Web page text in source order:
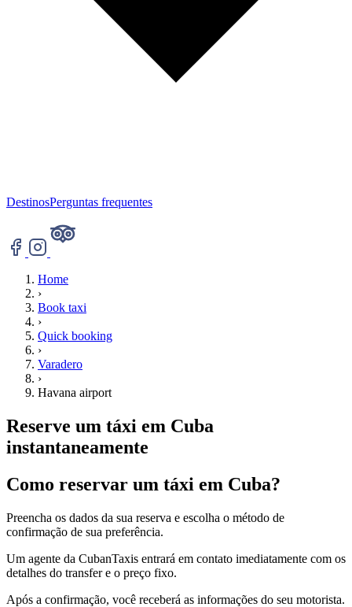
DestinosPerguntas frequentes
Home
›
Book taxi
›
Quick booking
›
Varadero
›
Havana airport
Reserve um táxi em Cuba
instantaneamente
Como reservar um táxi em Cuba?
Preencha os dados da sua reserva e escolha o método de
confirmação de sua preferência.
Um agente da CubanTaxis entrará em contato imediatamente com os
detalhes do transfer e o preço fixo.
Após a confirmação, você receberá as informações do seu motorista.